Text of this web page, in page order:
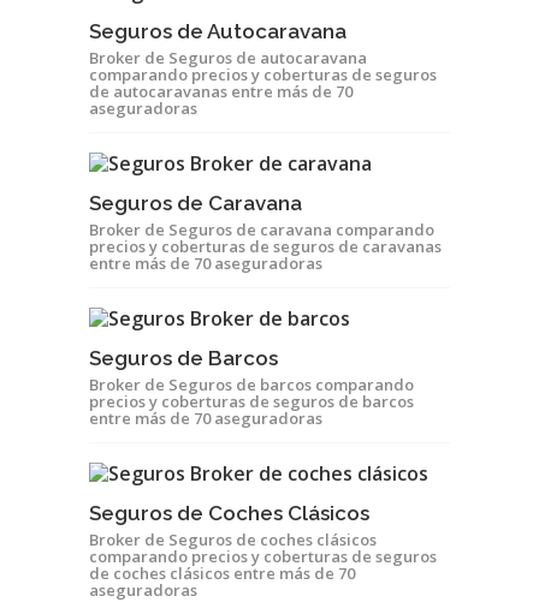
Seguros de Autocaravana
Broker de Seguros de autocaravana
comparando precios y coberturas de seguros
de autocaravanas entre más de 70
aseguradoras
Seguros de Caravana
Broker de Seguros de caravana comparando
precios y coberturas de seguros de caravanas
entre más de 70 aseguradoras
Seguros de Barcos
Broker de Seguros de barcos comparando
precios y coberturas de seguros de barcos
entre más de 70 aseguradoras
Seguros de Coches Clásicos
Broker de Seguros de coches clásicos
comparando precios y coberturas de seguros
de coches clásicos entre más de 70
aseguradoras